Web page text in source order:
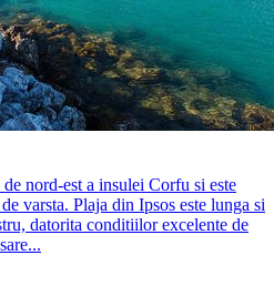
nord-est a insulei Corfu si este
varsta. Plaja din Ipsos este lunga si
datorita conditiilor excelente de